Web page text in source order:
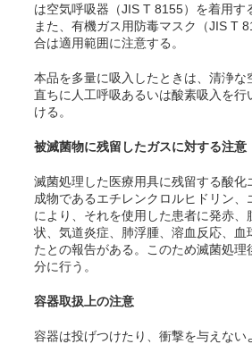
は空気呼吸器（JIS T 8155）を着用す
また、有機ガス用防毒マスク（JIS T
合は適用範囲に注意する。
本品を多量に吸入したときは、清浄な
直ちに人工呼吸あるいは酸素吸入を行
ける。
被滅菌物に残留したガスに対する注意
滅菌処理した医療用具に残留する酸化
成物であるエチレンクロルヒドリン、
により、それを使用した患者に発赤、
状、気道炎症、肺浮腫、溶血反応、血
たとの報告がある。このため滅菌処理
分に行う。
容器取扱上の注意
容器は投げつけたり、衝撃を与えない